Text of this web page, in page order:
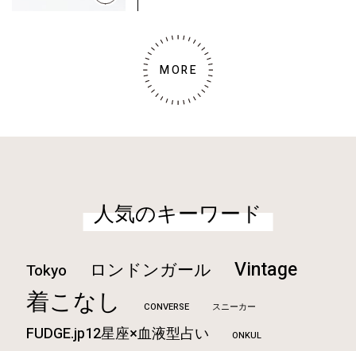
MORE
人気のキーワード
Tokyo ロンドンガール Vintage
着こなし CONVERSE スニーカー
FUDGE.jp12星座×血液型占い ONKUL